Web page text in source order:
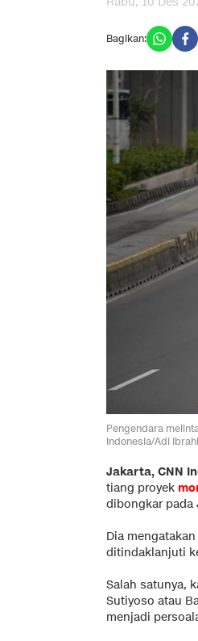
Bagikan:
Pengendara
Indonesia/Adi
Jakarta, CNN
tiang proyek
dibongkar pada
Dia
ditindaklanjuti
Salah satunya,
Sutiyoso atau
menjadi